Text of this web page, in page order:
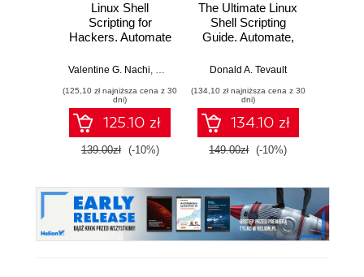
Linux Shell
Scripting for
Hackers. Automate
hacking process
Valentine G. Nachi, Donald A. Tevault
(125,10 zł najniższa cena z 30
dni)
125.10 zł
139.00zł (-10%)
The Ultimate Linux
Shell Scripting
Guide. Automate,
Empower tasks
Scripting
Donald A. Tevault
(134,10 zł najniższa cena z 30
dni)
134.10 zł
149.00zł (-10%)